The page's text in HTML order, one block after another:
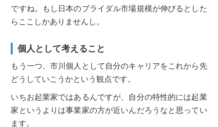
ですね。もし日本のブライダル市場規模が伸びるとした
らここしかありませんし。
個人として考えること
もう一つ、市川個人として自分のキャリアをこれから先
どうしていこうかという観点です。
いちお起業家ではあるんですが、自分の特性的には起業
家というよりは事業家の方が近いんだろうなと思ってい
ます。